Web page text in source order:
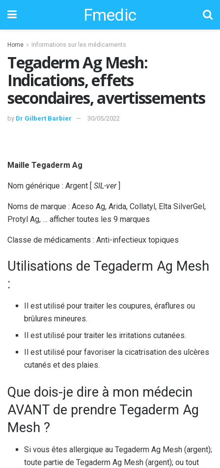
Fmedic
Home Informations sur les médicaments
Tegaderm Ag Mesh:
Indications, effets
secondaires, avertissements
by Dr Gilbert Barbier 30/05/2022
Maille Tegaderm Ag
Nom générique : Argent [ SIL-ver]
Noms de marque : Aceso Ag, Arida, Collatyl, Elta SilverGel,
Protyl Ag, … afficher toutes les 9 marques
Classe de médicaments : Anti-infectieux topiques
Utilisations de Tegaderm Ag Mesh
:
Il est utilisé pour traiter les coupures, éraflures ou
brûlures mineures.
Il est utilisé pour traiter les irritations cutanées.
Il est utilisé pour favoriser la cicatrisation des ulcères
cutanés et des plaies.
Que dois-je dire à mon médecin
AVANT de prendre Tegaderm Ag
Mesh ?
Si vous êtes allergique au Tegaderm Ag Mesh (argent);
toute partie de Tegaderm Ag Mesh (argent); ou tout